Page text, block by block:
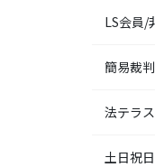
LS会員/
簡易裁
法テラ
土日祝